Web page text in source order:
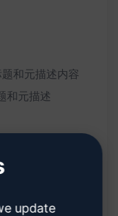
和元描述内容
和元描述
update